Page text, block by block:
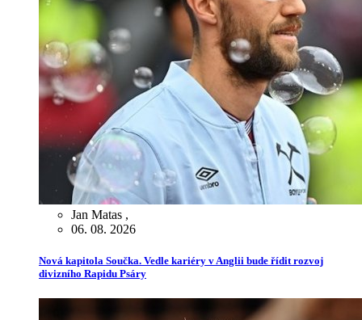
Jan Matas ,
06. 08. 2026
Nová kapitola Součka. Vedle kariéry v Anglii bude řídit rozvoj
divizního Rapidu Psáry